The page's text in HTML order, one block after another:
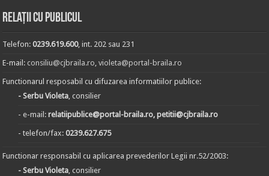
Relații cu publicul
Telefon:0239.619.600, int. 202 sau 231
E-mail:consiliu@cjbraila.ro ,violeta@portal-braila.ro
Functionarul resposabil cu difuzarea informatiilor publice:
- Serbu Violeta , consilier
- e-mail:relatiipublice@portal-braila.ro, petitii@cjbraila.ro
- telefon/fax:0239.627.675
Functionar responsabil cu aplicarea prevederilor Legii nr.52/2003:
- Serbu Violeta , consilier